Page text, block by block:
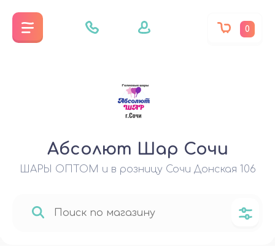
Абсолют Шар Сочи
ШАРЫ ОПТОМ и в розницу Сочи Донская 106
0